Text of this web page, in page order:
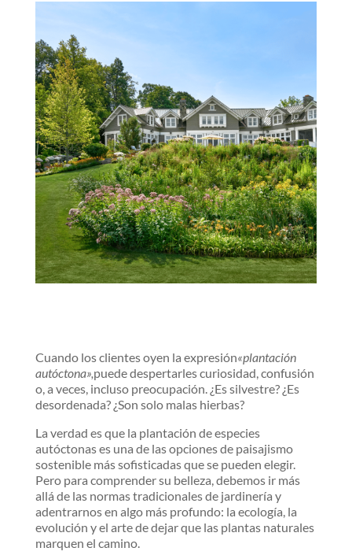
Cuando los clientes oyen la expresión«plantación
autóctona»,puede despertarles curiosidad, confusión
o, a veces, incluso preocupación. ¿Es silvestre? ¿Es
desordenada? ¿Son solo malas hierbas?
La verdad es que la plantación de especies
autóctonas es una de las opciones de paisajismo
sostenible más sofisticadas que se pueden elegir.
Pero para comprender su belleza, debemos ir más
allá de las normas tradicionales de jardinería y
adentrarnos en algo más profundo: la ecología, la
evolución y el arte de dejar que las plantas naturales
marquen el camino.